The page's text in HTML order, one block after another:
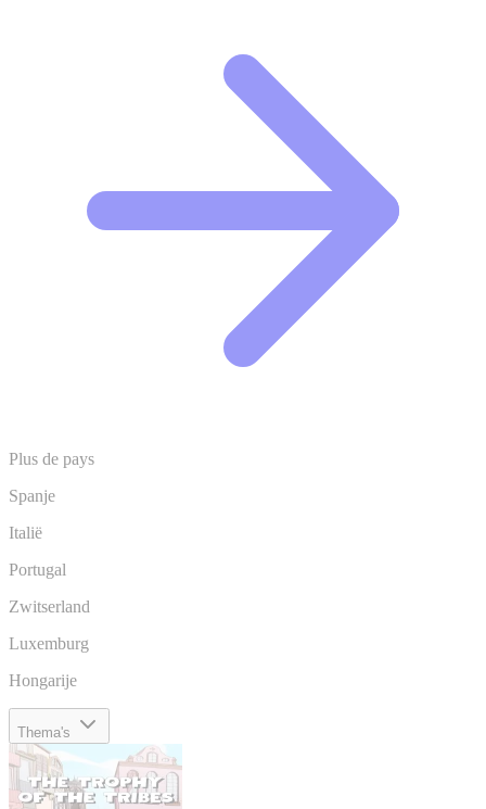
Plus de pays
Spanje
Italië
Portugal
Zwitserland
Luxemburg
Hongarije
Thema's